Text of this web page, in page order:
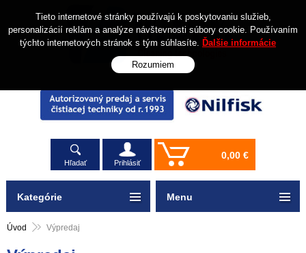
Hľadať Prihlásiť
0,00 €
Úvod Výpredaj
Kategórie Menu
Tieto internetové stránky používajú k poskytovaniu služieb,
personalizácií reklám a analýze návštevnosti súbory cookie. Používaním
týchto internetových stránok s tým súhlasíte. Ďalšie informácie
Rozumiem